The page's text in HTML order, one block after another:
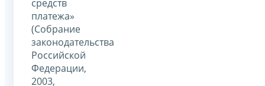
средств
платежа»
(Собрание
законодательства
Российской
Федерации,
2003,